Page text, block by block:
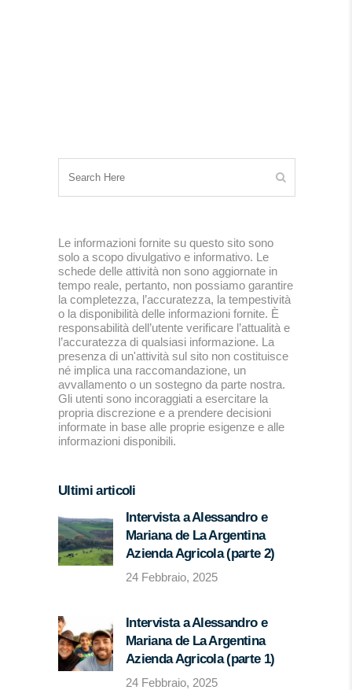
Le informazioni fornite su questo sito sono
solo a scopo divulgativo e informativo. Le
schede delle attività non sono aggiornate in
tempo reale, pertanto, non possiamo garantire
la completezza, l’accuratezza, la tempestività
o la disponibilità delle informazioni fornite. È
responsabilità dell’utente verificare l’attualità e
l’accuratezza di qualsiasi informazione. La
presenza di un'attività sul sito non costituisce
né implica una raccomandazione, un
avvallamento o un sostegno da parte nostra.
Gli utenti sono incoraggiati a esercitare la
propria discrezione e a prendere decisioni
informate in base alle proprie esigenze e alle
informazioni disponibili.
Ultimi articoli
Intervista a Alessandro e
Mariana de La Argentina
Azienda Agricola (parte 2)
24 Febbraio, 2025
Intervista a Alessandro e
Mariana de La Argentina
Azienda Agricola (parte 1)
24 Febbraio, 2025